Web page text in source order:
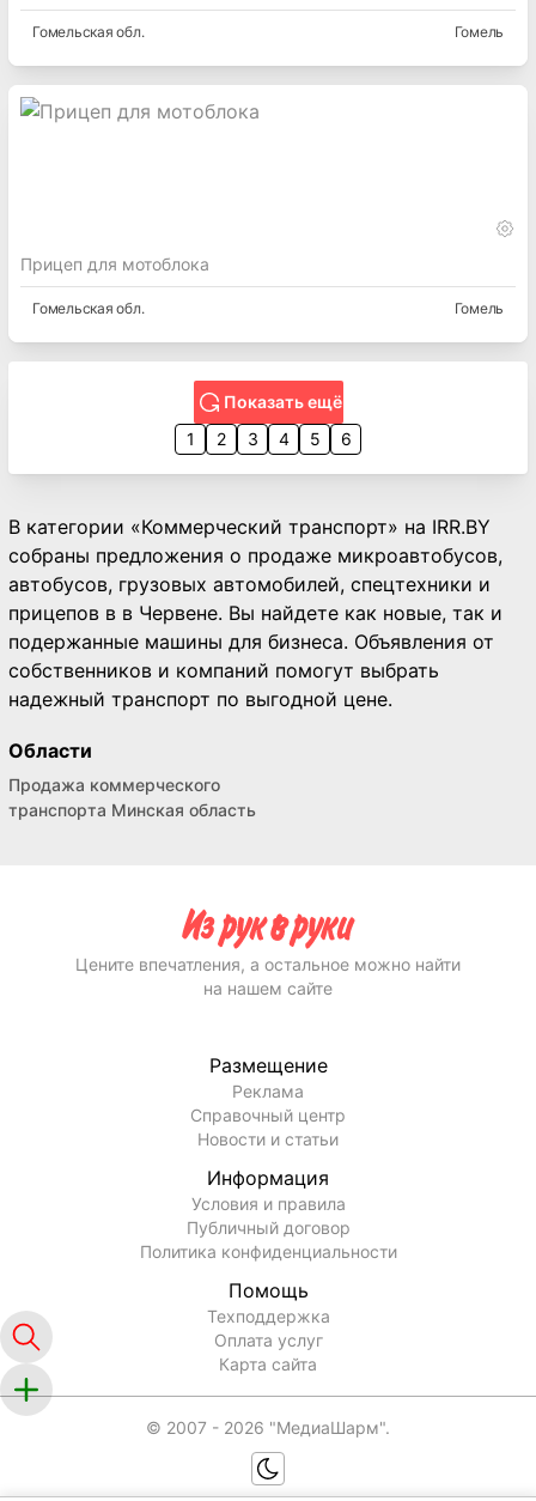
Гомельская обл. Гомель
Прицеп для мотоблока
Гомельская обл. Гомель
Показать ещё
1
2 3 4 5 6
В категории «Коммерческий транспорт» на IRR.BY
собраны предложения о продаже микроавтобусов,
автобусов, грузовых автомобилей, спецтехники и
прицепов в в Червене. Вы найдете как новые, так и
подержанные машины для бизнеса. Объявления от
собственников и компаний помогут выбрать
надежный транспорт по выгодной цене.
Области
Продажа коммерческого
транспорта Минская область
Цените впечатления, а остальное можно найти
на нашем сайте
Размещение
Реклама
Справочный центр
Новости и статьи
Информация
Условия и правила
Публичный договор
Политика конфиденциальности
Помощь
Техподдержка
Оплата услуг
Карта сайта
© 2007 - 2026 "МедиаШарм".